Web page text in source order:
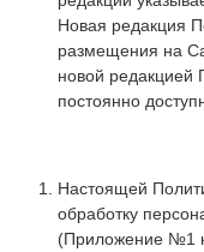
Новая редакция
размещения на
новой редакцией
постоянно
Настоящей
обработку
(Приложение №1